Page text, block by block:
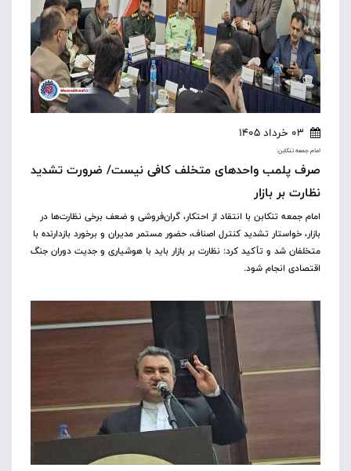
03 خرداد 1405
امام جمعه تنکابن:
صرف پلمب واحدهای متخلف کافی نیست/ ضرورت تشدید
نظارت بر بازار
امام جمعه تنکابن با انتقاد از احتکار، گران‌فروشی و ضعف برخی نظارت‌ها در
بازار، خواستار تشدید کنترل اصناف، حضور مستمر مدیران و برخورد بازدارنده با
متخلفان شد و تأکید کرد: نظارت بر بازار باید با هوشیاری و جدیت دوران جنگ
اقتصادی انجام شود.